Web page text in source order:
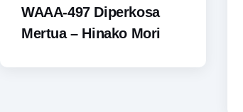
WAAA-497 Diperkosa
Mertua – Hinako Mori